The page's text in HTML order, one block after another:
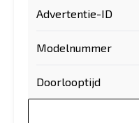
Advertentie-ID
Modelnummer
Doorlooptijd